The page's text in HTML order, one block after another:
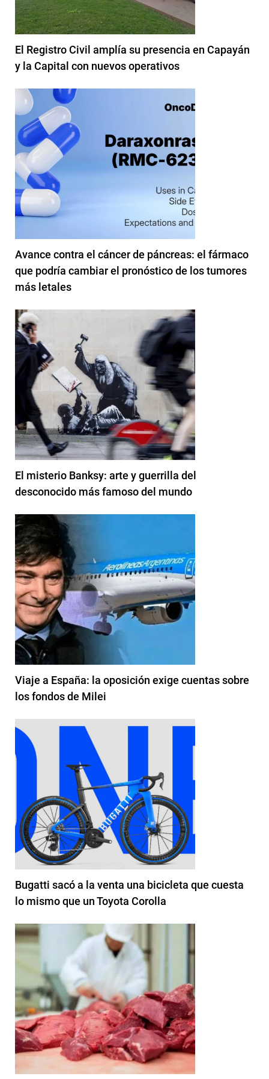
El Registro Civil amplía su presencia en Capayán
y la Capital con nuevos operativos
Avance contra el cáncer de páncreas: el fármaco
que podría cambiar el pronóstico de los tumores
más letales
El misterio Banksy: arte y guerrilla del
desconocido más famoso del mundo
Viaje a España: la oposición exige cuentas sobre
los fondos de Milei
Bugatti sacó a la venta una bicicleta que cuesta
lo mismo que un Toyota Corolla